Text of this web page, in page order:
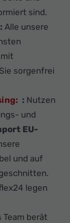
sind.
Alle unsere
sorgenfrei
: Nutzen
und
EU-
und auf
legen
berät